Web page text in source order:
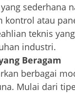
sederhana
kontrol atau
teknis
industri.
Beragam
berbagai
Mulai dari